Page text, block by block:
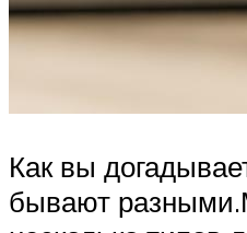
Как вы
бывают